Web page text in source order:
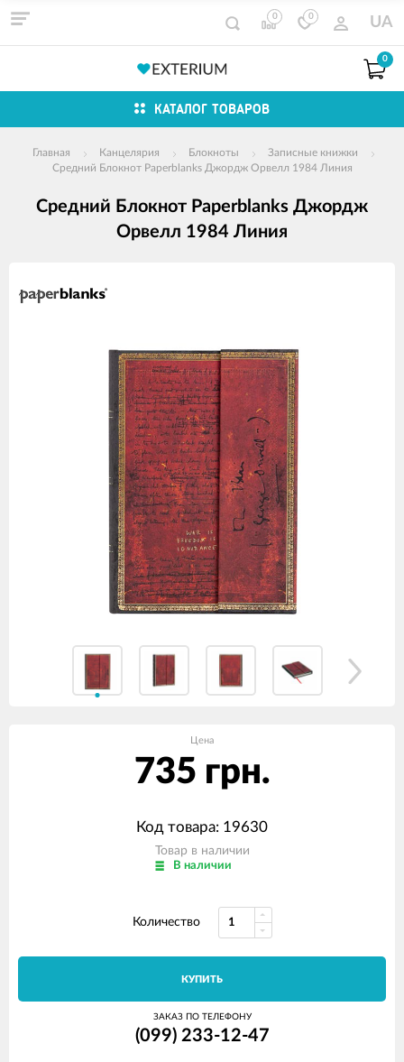
0 0 UA
0
КАТАЛОГ ТОВАРОВ
Главная Канцелярия Блокноты
Записные книжки
Средний Блокнот Paperblanks Джордж Орвелл 1984 Линия
Средний Блокнот Paperblanks Джордж
Орвелл 1984 Линия
товаров
Цена
735 грн.
Код товара: 19630
Товар в наличии
В наличии
Количество
КУПИТЬ
ЗАКАЗ ПО ТЕЛЕФОНУ
(099) 233-12-47